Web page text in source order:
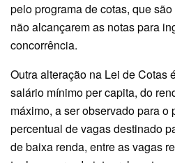
pelo programa de cotas, que
não alcançarem as notas para
concorrência.
Outra alteração na Lei de Cotas
salário mínimo per capita, do
máximo, a ser observado para o
percentual de vagas destinado
de baixa renda, entre as vagas